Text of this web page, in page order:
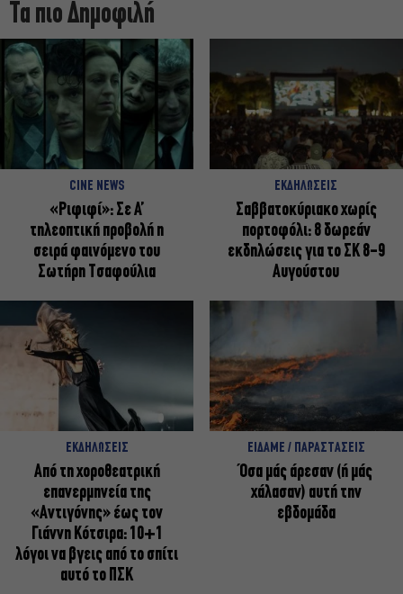
Τα πιο Δημοφιλή
CINE NEWS
«Ριφιφί»: Σε Α’
τηλεοπτική προβολή η
σειρά φαινόμενο του
Σωτήρη Τσαφούλια
ΕΚΔΗΛΩΣΕΙΣ
Σαββατοκύριακο χωρίς
πορτοφόλι: 8 δωρεάν
εκδηλώσεις για το ΣΚ 8-9
Αυγούστου
ΕΚΔΗΛΩΣΕΙΣ
Από τη χοροθεατρική
επανερμηνεία της
«Αντιγόνης» έως τον
Γιάννη Κότσιρα: 10+1
λόγοι να βγεις από το σπίτι
αυτό το ΠΣΚ
ΕΙΔΑΜΕ / ΠΑΡΑΣΤΑΣΕΙΣ
Όσα μάς άρεσαν (ή μάς
χάλασαν) αυτή την
εβδομάδα